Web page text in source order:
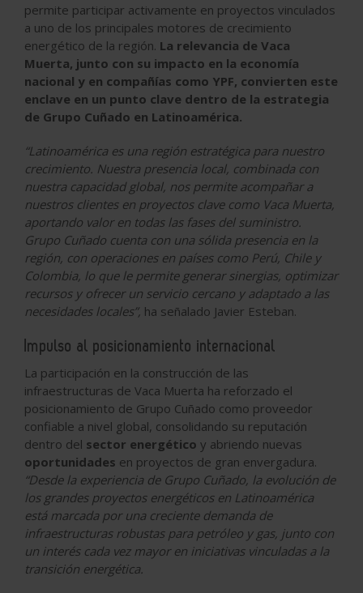
permite participar activamente en proyectos vinculados
a uno de los principales motores de crecimiento
energético de la región. La relevancia de Vaca
Muerta, junto con su impacto en la economía
nacional y en compañías como YPF, convierten este
enclave en un punto clave dentro de la estrategia
de Grupo Cuñado en Latinoamérica.
“Latinoamérica es una región estratégica para nuestro
crecimiento. Nuestra presencia local, combinada con
nuestra capacidad global, nos permite acompañar a
nuestros clientes en proyectos clave como Vaca Muerta,
aportando valor en todas las fases del suministro.
Grupo Cuñado cuenta con una sólida presencia en la
región, con operaciones en países como Perú, Chile y
Colombia, lo que le permite generar sinergias, optimizar
recursos y ofrecer un servicio cercano y adaptado a las
necesidades locales”, ha señalado Javier Esteban.
Impulso al posicionamiento internacional
La participación en la construcción de las
infraestructuras de Vaca Muerta ha reforzado el
posicionamiento de Grupo Cuñado como proveedor
confiable a nivel global, consolidando su reputación
dentro del sector energético y abriendo nuevas
oportunidades en proyectos de gran envergadura.
“Desde la experiencia de Grupo Cuñado, la evolución de
los grandes proyectos energéticos en Latinoamérica
está marcada por una creciente demanda de
infraestructuras robustas para petróleo y gas, junto con
un interés cada vez mayor en iniciativas vinculadas a la
transición energética.